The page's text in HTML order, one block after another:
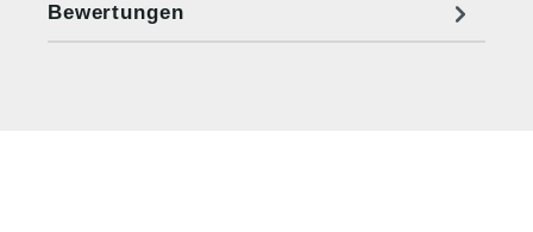
Bewertungen